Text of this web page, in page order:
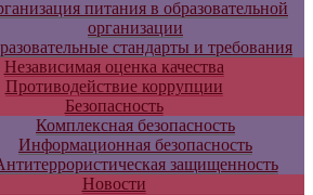
питания в образовательной
организации
стандарты и требования
Независимая оценка качества
Противодействие коррупции
Безопасность
Комплексная безопасность
Информационная безопасность
защищенность
Новости